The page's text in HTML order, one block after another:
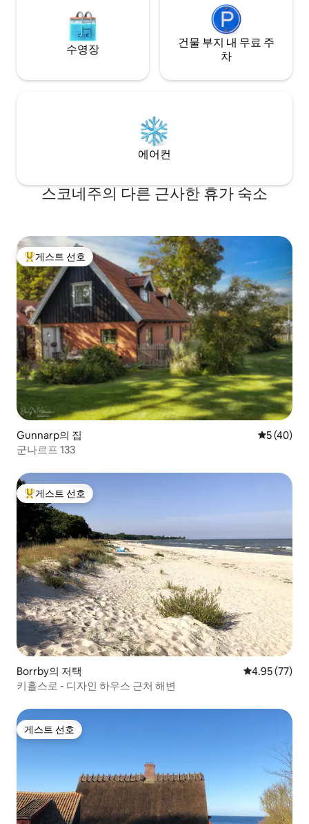
수영장
건물 부지 내 무료 주
차
에어컨
스코네주의 다른 근사한 휴가 숙소
상위 게스트 선호
게스트 선호
Gunnarp의 집 평점 5점(5
5 (40)
군나르프 133
상위 게스트 선호
게스트 선호
Borrby의 저택 평점 4.95점(5
4.95 (77)
키흘스로 - 디자인 하우스 근처 해변
게스트 선호
게스트 선호